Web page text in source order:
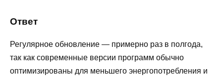
Ответ
Регулярное обновление — примерно раз в полгода,
так как современные версии программ обычно
оптимизированы для меньшего энергопотребления и